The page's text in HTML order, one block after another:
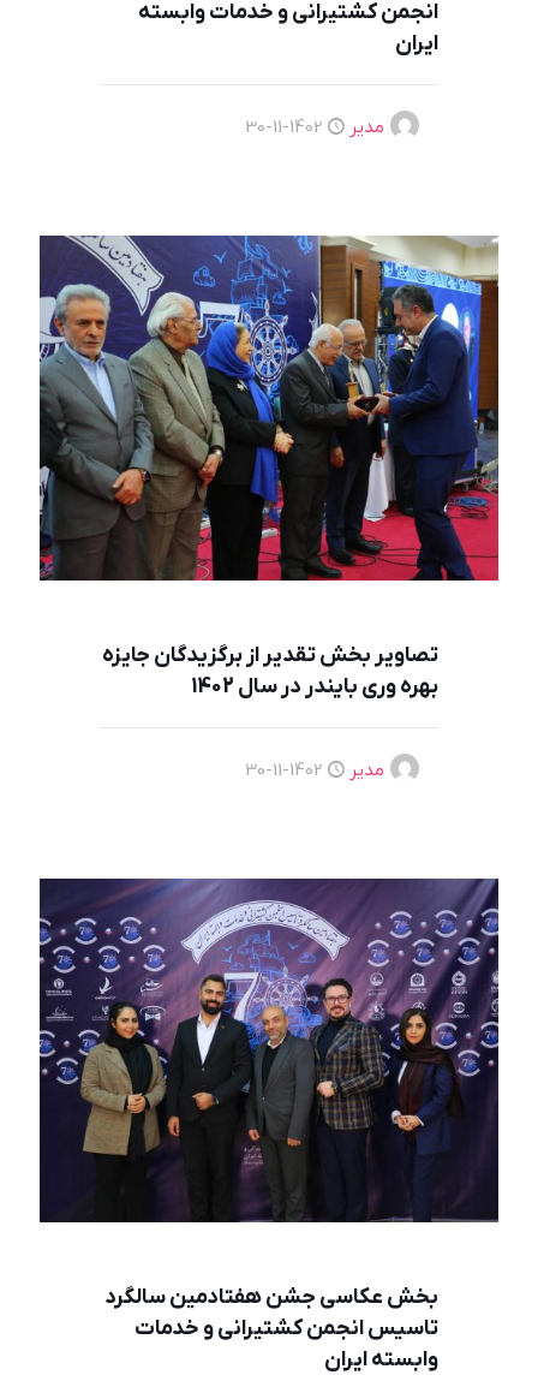
انجمن کشتیرانی و خدمات وابسته
ایران
مدیر 1402-11-30
تصاویر بخش تقدیر از برگزیدگان جایزه
بهره وری بایندر در سال 1402
مدیر 1402-11-30
بخش عکاسی جشن هفتادمین سالگرد
تاسیس انجمن کشتیرانی و خدمات
وابسته ایران